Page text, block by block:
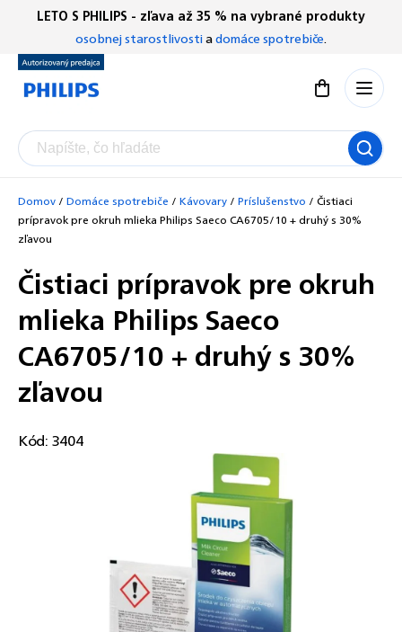
Prejsť
obsah
LETO S PHILIPS - zľava až 35 % na vybrané produkty
osobnej starostlivostiadomáce spotrebiče.
Nákupný
Domov/Domáce spotrebiče /Kávovary/Príslušenstvo /Čistiaci
prípravok pre okruh mlieka Philips Saeco CA6705/10 + druhý s 30%
zľavou
Čistiaci prípravok pre okruh
mlieka Philips Saeco
CA6705/10 + druhý s 30%
zľavou
Kód:3404
Chatbot Filip
Autorizovaný predajce